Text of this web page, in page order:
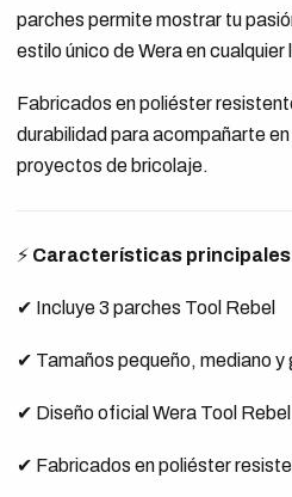
parches permite mostrar tu
estilo único de Wera en cualquier
Fabricados en poliéster
durabilidad para acompañarte en
proyectos de bricolaje.
⚡ Características principales
✔ Incluye 3 parches Tool Rebel
✔ Tamaños pequeño, mediano y
✔ Diseño oficial Wera Tool Rebel
✔ Fabricados en poliéster